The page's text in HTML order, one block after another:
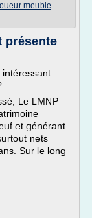
meuble
présente
intéressant
Le LMNP
et générant
nets
Sur le long